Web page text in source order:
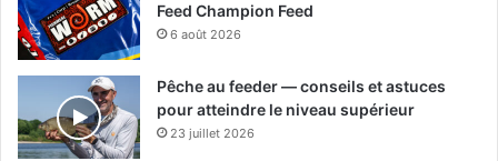
Feed Champion Feed
6 août 2026
Pêche au feeder — conseils et astuces
pour atteindre le niveau supérieur
23 juillet 2026